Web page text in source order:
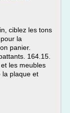
ciblez les tons
la
panier.
164.15.
les meubles
la plaque et